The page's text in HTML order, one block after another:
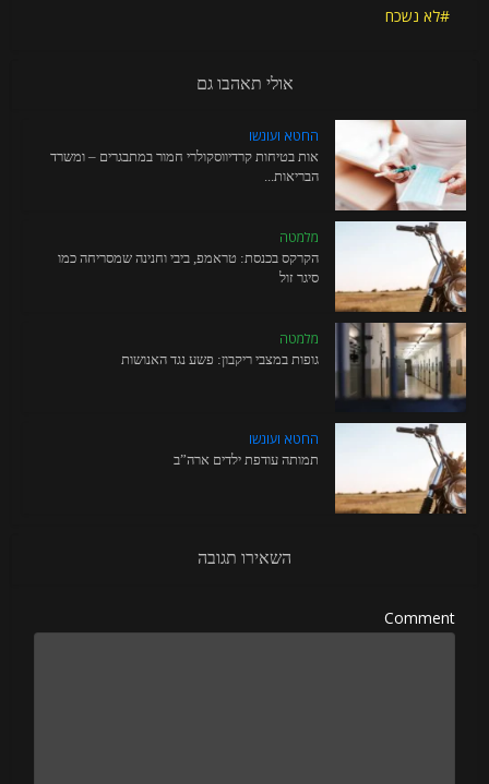
לא נשכח
אולי תאהבו גם
החטא ועונשו
אות בטיחות קרדיווסקולרי חמור במתבגרים – ומשרד
הבריאות...
מלמטה
הקרקס בכנסת: טראמפ, ביבי וחנינה שמסריחה כמו
סיגר זול
מלמטה
גופות במצבי ריקבון: פשע נגד האנושות
החטא ועונשו
תמותה עודפת ילדים ארה”ב
השאירו תגובה
Comment